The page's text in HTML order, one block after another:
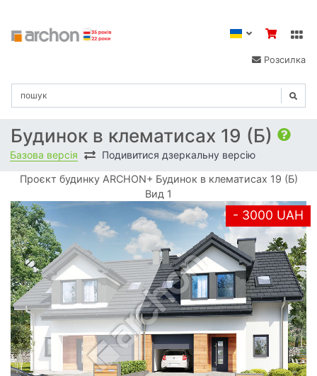
Розсилка
Будинок в клематисах 19 (Б)
Базова версія Подивитися дзеркальну версію
Проєкт будинку ARCHON+ Будинок в клематисах 19 (Б)
Вид 1
- 3000 UAH